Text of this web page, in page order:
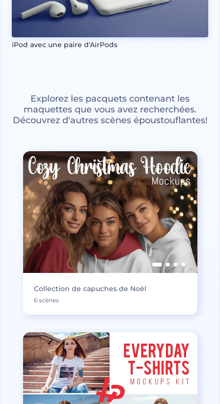
iPod avec une paire d'AirPods
Explorez les pacquets contenant les
maquettes que vous avez recherchées.
Découvrez d'autres scènes époustouflantes!
Collection de capuches de Noël
6 scènes